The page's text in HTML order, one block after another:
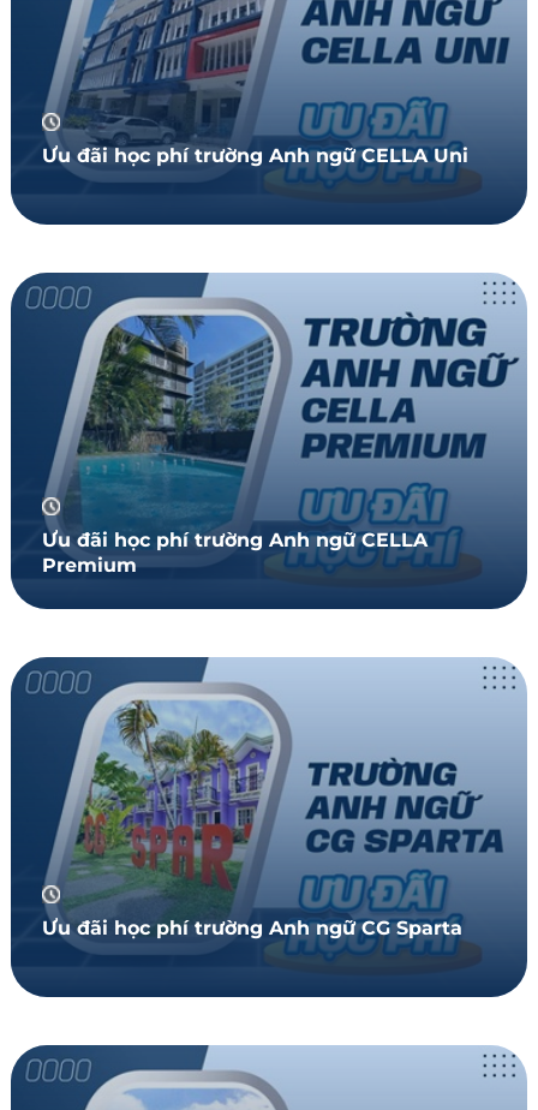
Ưu đãi học phí trường Anh ngữ CELLA Uni
Ưu đãi học phí trường Anh ngữ CELLA
Premium
Ưu đãi học phí trường Anh ngữ CG Sparta